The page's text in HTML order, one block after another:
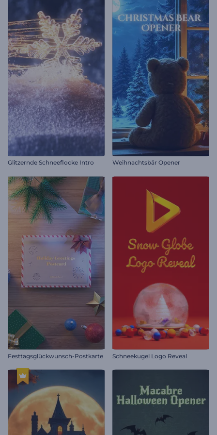
Glitzernde Schneeflocke Intro Weihnachtsbär Opener
Festtagsglückwunsch-Postkarte Schneekugel Logo Reveal